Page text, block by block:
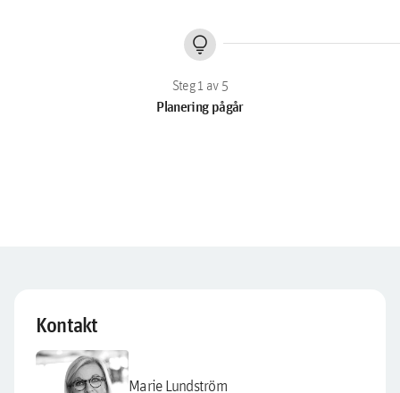
lightbulb
Planering pågår
Kontakt
Marie Lundström